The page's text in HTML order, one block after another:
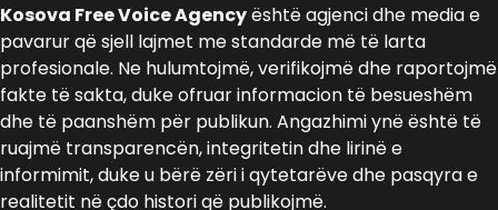
Kosova Free Voice Agencyështë agjenci dhe media e
pavarur që sjell lajmet me standarde më të larta
profesionale. Ne hulumtojmë, verifikojmë dhe raportojmë
fakte të sakta, duke ofruar informacion të besueshëm
dhe të paanshëm për publikun. Angazhimi ynë është të
ruajmë transparencën, integritetin dhe lirinë e
informimit, duke u bërë zëri i qytetarëve dhe pasqyra e
realitetit në çdo histori që publikojmë.